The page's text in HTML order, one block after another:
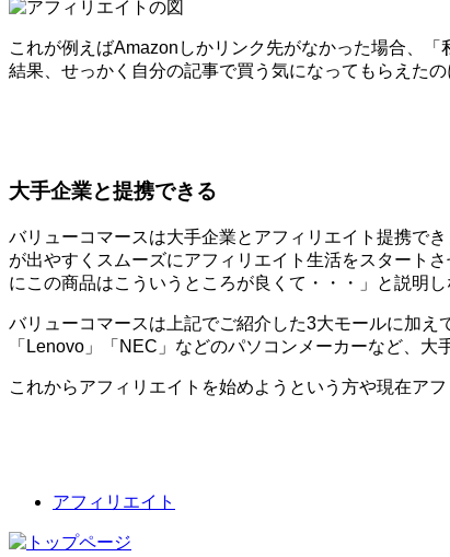
これが例えばAmazonしかリンク先がなかった場合、
結果、せっかく自分の記事で買う気になってもらえた
大手企業と提携できる
バリューコマースは大手企業とアフィリエイト提携で
が出やすくスムーズにアフィリエイト生活をスタート
にこの商品はこういうところが良くて・・・」と説明
バリューコマースは上記でご紹介した3大モールに加え
「Lenovo」「NEC」などのパソコンメーカーなど、
これからアフィリエイトを始めようという方や現在ア
アフィリエイト